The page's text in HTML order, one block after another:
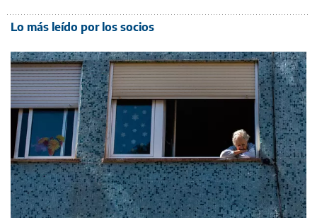
Lo más leído por los socios